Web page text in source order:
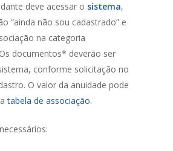
deve acessar o sistema,
“ainda não sou cadastrado” e
na categoria
documentos* deverão ser
conforme solicitação no
O valor da anuidade pode
tabela de associação.